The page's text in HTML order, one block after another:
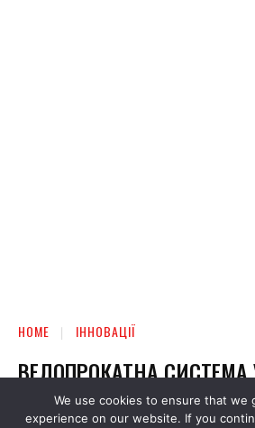
We use cookies to ensure that we
experience on our website. If you